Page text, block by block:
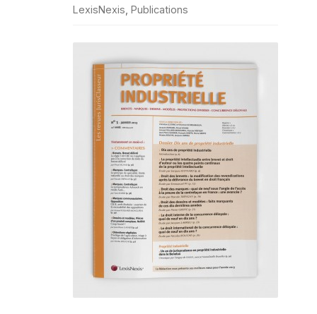
LexisNexis Publications